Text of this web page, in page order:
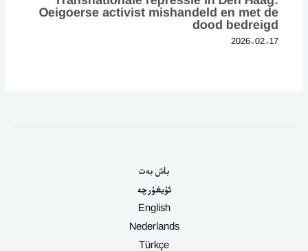
Oeigoerse activist mishandeld en met de
dood bedreigd
2026-02-17
باش بەت
ئۇيغۇرچە
English
Nederlands
Türkçe